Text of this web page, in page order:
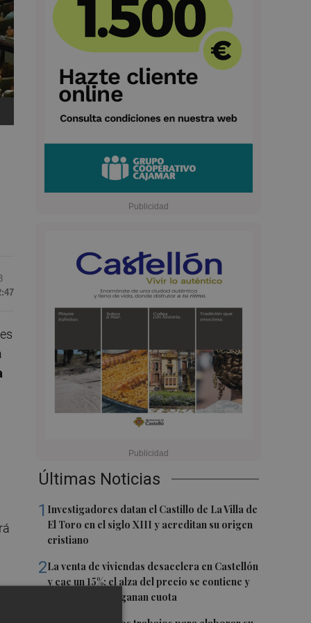
Últimas Noticias
1 Investigadores datan el Castillo de La Villa de
El Toro en el siglo XIII y acreditan su origen
cristiano
2La venta de viviendas desacelera en Castellón
y cae un 15%: el alza del precio se contiene y
los extranjeros ganan cuota